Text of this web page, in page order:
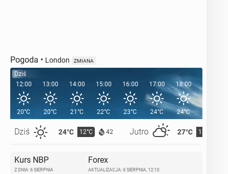
Pogoda • London ZMIANA
Dziś
12:00
20°C
Dziś 24°C 12°C 42 Jutro 27°C 13°C
13:00
20°C
14:00
21°C
15:00
22°C
16:00
23°C
17:00
24°C
18:00
24°C
19:00
Kurs NBP
Z DNIA: 6 SIERPNIA
Forex
AKTUALIZACJA: 6 SIERPNIA, 12:10